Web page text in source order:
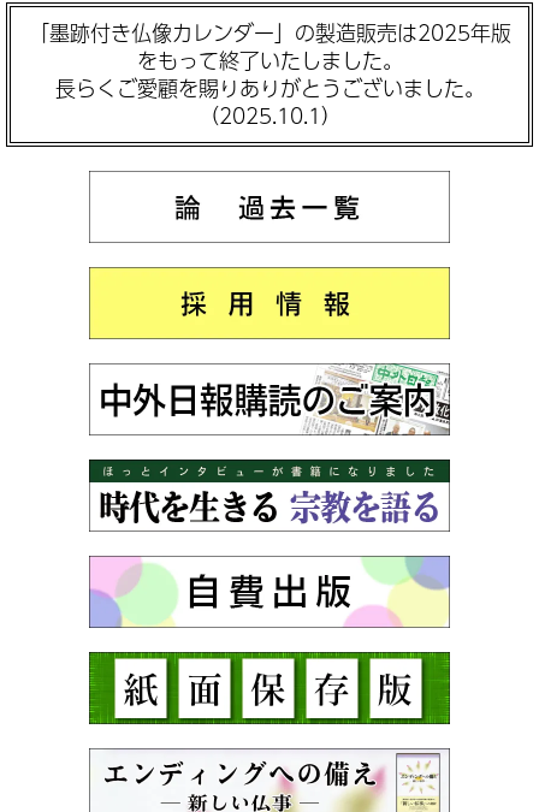
「墨跡付き仏像カレンダー」の製造販売は2025年版
をもって終了いたしました。
長らくご愛顧を賜りありがとうございました。
（2025.10.1）